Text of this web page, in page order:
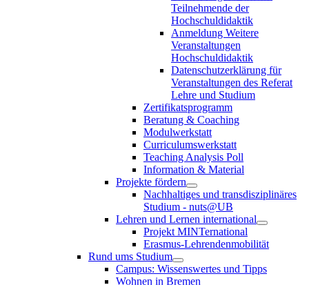
Teilnehmende der
Hochschuldidaktik
Anmeldung Weitere
Veranstaltungen
Hochschuldidaktik
Datenschutzerklärung für
Veranstaltungen des Referat
Lehre und Studium
Zertifikatsprogramm
Beratung & Coaching
Modulwerkstatt
Curriculumswerkstatt
Teaching Analysis Poll
Information & Material
Projekte fördern
Nachhaltiges und transdisziplinäres
Studium - nuts@UB
Lehren und Lernen international
Projekt MINTernational
Erasmus-Lehrendenmobilität
Rund ums Studium
Campus: Wissenswertes und Tipps
Wohnen in Bremen